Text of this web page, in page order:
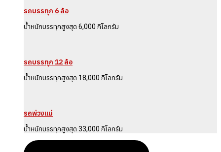
รถบรรทุก 6 ล้อ
น้ำหนักบรรทุกสูงสุด 6,000 กิโลกรัม
รถบรรทุก 12 ล้อ
น้ำหนักบรรทุกสูงสุด 18,000 กิโลกรัม
รถพ่วงแม่
น้ำหนักบรรทุกสูงสุด 33,000 กิโลกรัม